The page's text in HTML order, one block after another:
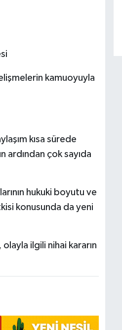
kamuoyuyla
kısa sürede
ardından çok sayıda
hukuki boyutu ve
konusunda da yeni
ilgili nihai kararın